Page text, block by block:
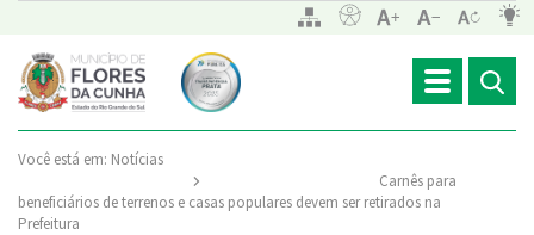
Toggle
navigation
Você está em: Notícias
Carnês para
beneficiários de terrenos e casas populares devem ser retirados na
Prefeitura